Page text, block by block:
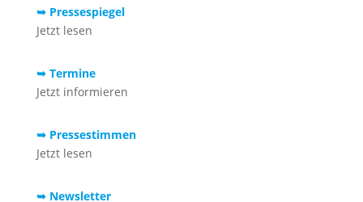
➥ Pressespiegel
Jetzt lesen
➥ Termine
Jetzt informieren
➥ Pressestimmen
Jetzt lesen
➥ Newsletter